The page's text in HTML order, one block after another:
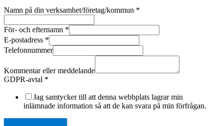
Namn på din verksamhet/företag/kommun *
För- och efternamn *
E-postadress *
Telefonnummer
Kommentar eller meddelande
GDPR-avtal *
Jag samtycker till att denna webbplats lagrar min
inlämnade information så att de kan svara på min förfrågan.